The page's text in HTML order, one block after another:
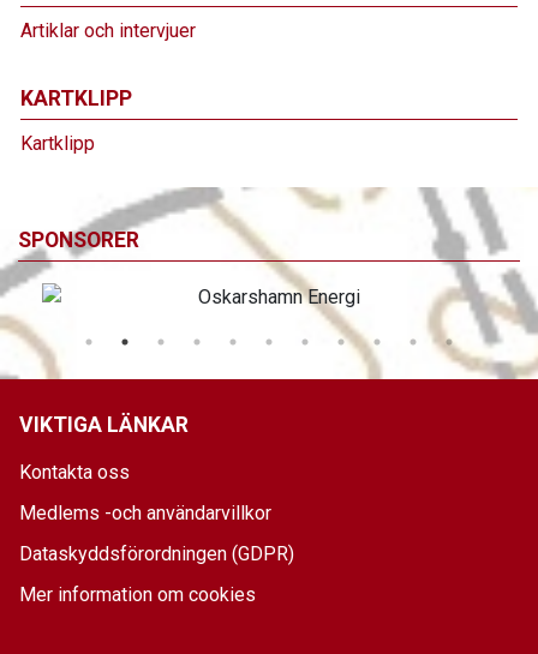
Artiklar och intervjuer
KARTKLIPP
Kartklipp
SPONSORER
VIKTIGA LÄNKAR
Kontakta oss
Medlems -och användarvillkor
Dataskyddsförordningen (GDPR)
Mer information om cookies